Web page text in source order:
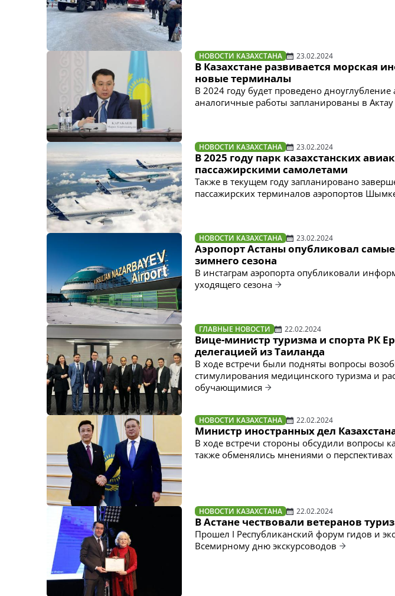
НОВОСТИ КАЗАХСТАНА 23.02.2024
В Казахстане развивается морская
новые терминалы
В 2024 году будет проведено
аналогичные работы запланированы в Актау
НОВОСТИ КАЗАХСТАНА 23.02.2024
В 2025 году парк казахстанских
пассажирскими самолетами
Также в текущем году запланировано
пассажирских терминалов аэропортов
НОВОСТИ КАЗАХСТАНА 23.02.2024
Аэропорт Астаны опубликовал
зимнего сезона
В инстаграм аэропорта опубликовали
уходящего сезона
ГЛАВНЫЕ НОВОСТИ 22.02.2024
Вице-министр туризма и спорта РК
делегацией из Таиланда
В ходе встречи были подняты вопросы
стимулирования медицинского туризма и
обучающимися
НОВОСТИ КАЗАХСТАНА 22.02.2024
Министр иностранных дел
В ходе встречи стороны обсудили вопросы
также обменялись мнениями о
НОВОСТИ КАЗАХСТАНА 22.02.2024
В Астане чествовали ветеранов
Прошел I Республиканский форум гидов и
Всемирному дню экскурсоводов